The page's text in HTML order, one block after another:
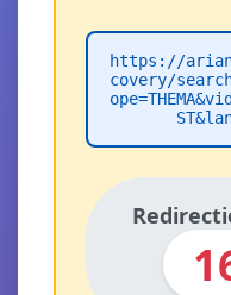
https://
covery/